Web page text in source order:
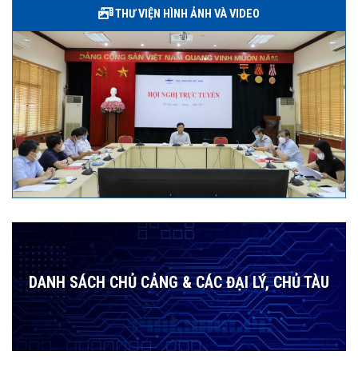
THƯ VIỆN HÌNH ẢNH VÀ VIDEO
DANH SÁCH CHỦ CẢNG & CÁC ĐẠI LÝ, CHỦ TÀU